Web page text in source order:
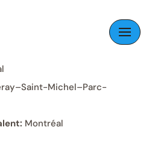
Michel–Parc-
Montréal